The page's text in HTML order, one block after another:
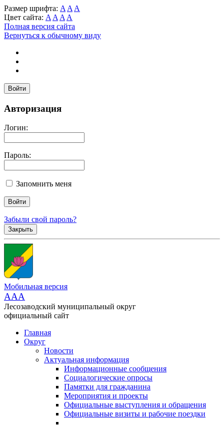
Размер шрифта: A A A
Цвет сайта: A A A A
Полная версия сайта
Вернуться к обычному виду
Войти
Авторизация
Логин:
Пароль:
Запомнить меня
Забыли свой пароль?
Закрыть
Мобильная версия
AAA
Лесозаводский муниципальный округ
официальный сайт
Главная
Округ
Новости
Актуальная информация
Информационные сообщения
Социалогические опросы
Памятки для гражданина
Мероприятия и проекты
Официальные выступления и обращения
Официальные визиты и рабочие поездки